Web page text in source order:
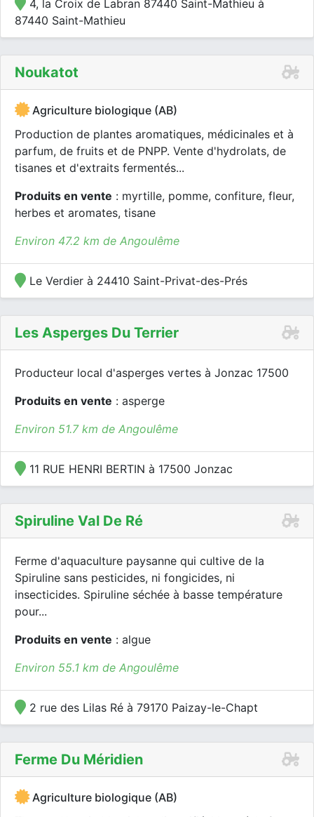
4, la Croix de Labran 87440 Saint-Mathieu à
87440 Saint-Mathieu
Noukatot
Agriculture biologique (AB)
Production de plantes aromatiques, médicinales et à
parfum, de fruits et de PNPP. Vente d'hydrolats, de
tisanes et d'extraits fermentés...
Produits en vente : myrtille, pomme, confiture, fleur,
herbes et aromates, tisane
Environ 47.2 km de Angoulême
Le Verdier à 24410 Saint-Privat-des-Prés
Les Asperges Du Terrier
Producteur local d'asperges vertes à Jonzac 17500
Produits en vente : asperge
Environ 51.7 km de Angoulême
11 RUE HENRI BERTIN à 17500 Jonzac
Spiruline Val De Ré
Ferme d'aquaculture paysanne qui cultive de la
Spiruline sans pesticides, ni fongicides, ni
insecticides. Spiruline séchée à basse température
pour...
Produits en vente : algue
Environ 55.1 km de Angoulême
2 rue des Lilas Ré à 79170 Paizay-le-Chapt
Ferme Du Méridien
Agriculture biologique (AB)